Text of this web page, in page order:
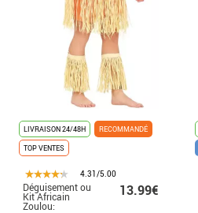
LIVRAISON 24/48H
RECOMMANDÉ
TOP VENTES
4.31/5.00
Déguisement ou
Kit Africain
Zoulou:
13.99€